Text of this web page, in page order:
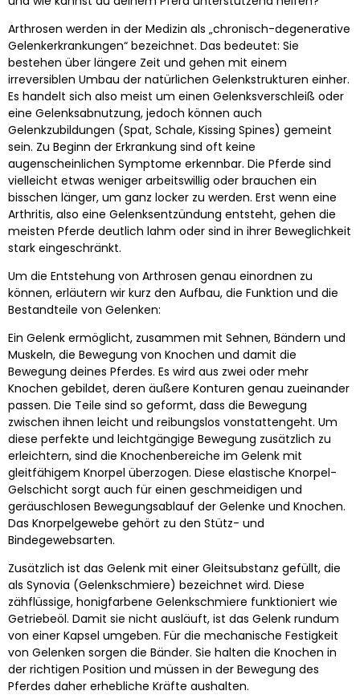
Arthrosen werden in der Medizin als „chronisch-degenerative
Gelenkerkrankungen“ bezeichnet. Das bedeutet: Sie
bestehen über längere Zeit und gehen mit einem
irreversiblen Umbau der natürlichen Gelenkstrukturen einher.
Es handelt sich also meist um einen Gelenksverschleiß oder
eine Gelenksabnutzung, jedoch können auch
Gelenkzubildungen (Spat, Schale, Kissing Spines) gemeint
sein. Zu Beginn der Erkrankung sind oft keine
augenscheinlichen Symptome erkennbar. Die Pferde sind
vielleicht etwas weniger arbeitswillig oder brauchen ein
bisschen länger, um ganz locker zu werden. Erst wenn eine
Arthritis, also eine Gelenksentzündung entsteht, gehen die
meisten Pferde deutlich lahm oder sind in ihrer Beweglichkeit
stark eingeschränkt.
Um die Entstehung von Arthrosen genau einordnen zu
können, erläutern wir kurz den Aufbau, die Funktion und die
Bestandteile von Gelenken:
Ein Gelenk ermöglicht, zusammen mit Sehnen, Bändern und
Muskeln, die Bewegung von Knochen und damit die
Bewegung deines Pferdes. Es wird aus zwei oder mehr
Knochen gebildet, deren äußere Konturen genau zueinander
passen. Die Teile sind so geformt, dass die Bewegung
zwischen ihnen leicht und reibungslos vonstattengeht. Um
diese perfekte und leichtgängige Bewegung zusätzlich zu
erleichtern, sind die Knochenbereiche im Gelenk mit
gleitfähigem Knorpel überzogen. Diese elastische Knorpel-
Gelschicht sorgt auch für einen geschmeidigen und
geräuschlosen Bewegungsablauf der Gelenke und Knochen.
Das Knorpelgewebe gehört zu den Stütz- und
Bindegewebsarten.
Zusätzlich ist das Gelenk mit einer Gleitsubstanz gefüllt, die
als Synovia (Gelenkschmiere) bezeichnet wird. Diese
zähflüssige, honigfarbene Gelenkschmiere funktioniert wie
Getriebeöl. Damit sie nicht ausläuft, ist das Gelenk rundum
von einer Kapsel umgeben. Für die mechanische Festigkeit
von Gelenken sorgen die Bänder. Sie halten die Knochen in
der richtigen Position und müssen in der Bewegung des
Pferdes daher erhebliche Kräfte aushalten.